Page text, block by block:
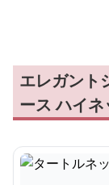
エレガント
ース ハイ